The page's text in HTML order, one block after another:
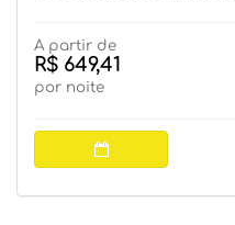
A partir de
R$ 649,41
por noite